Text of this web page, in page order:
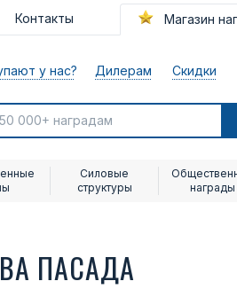
Контакты Магазин
у нас? Дилерам Скидки
Силовые
структуры
награды
ПАСАДА